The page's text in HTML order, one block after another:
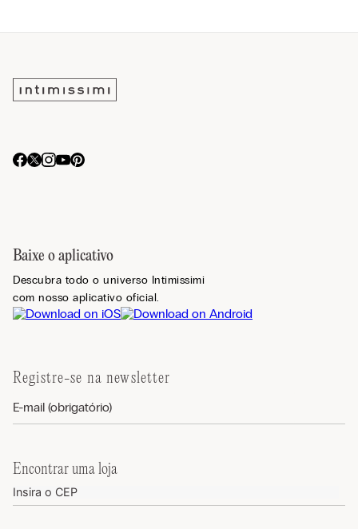
Baixe o aplicativo
Descubra todo o universo Intimissimi
com nosso aplicativo oficial.
Registre-se na newsletter
Encontrar uma loja